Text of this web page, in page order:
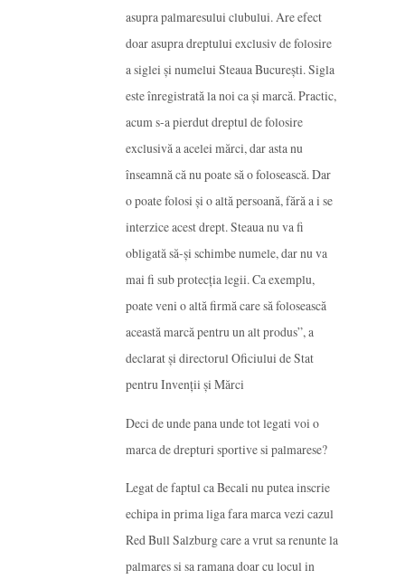
asupra palmaresului clubului. Are efect
doar asupra dreptului exclusiv de folosire
a siglei şi numelui Steaua Bucureşti. Sigla
este înregistrată la noi ca şi marcă. Practic,
acum s-a pierdut dreptul de folosire
exclusivă a acelei mărci, dar asta nu
înseamnă că nu poate să o folosească. Dar
o poate folosi şi o altă persoană, fără a i se
interzice acest drept. Steaua nu va fi
obligată să-şi schimbe numele, dar nu va
mai fi sub protecţia legii. Ca exemplu,
poate veni o altă firmă care să folosească
această marcă pentru un alt produs”, a
declarat și directorul Oficiului de Stat
pentru Invenţii şi Mărci
Deci de unde pana unde tot legati voi o
marca de drepturi sportive si palmarese?
Legat de faptul ca Becali nu putea inscrie
echipa in prima liga fara marca vezi cazul
Red Bull Salzburg care a vrut sa renunte la
palmares si sa ramana doar cu locul in